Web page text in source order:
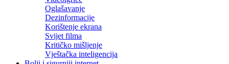
Oglašavanje
Dezinformacije
Korištenje ekrana
Svijet filma
Kritičko mišljenje
Vještačka inteligencija